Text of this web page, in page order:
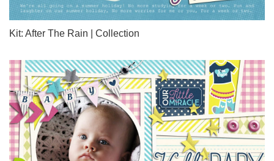
Kit: After The Rain | Collection